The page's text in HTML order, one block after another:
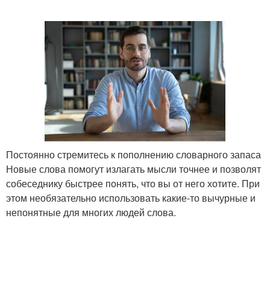
Постоянно стремитесь к пополнению словарного запаса
Новые слова помогут излагать мысли точнее и позволят
собеседнику быстрее понять, что вы от него хотите. При
этом необязательно использовать какие-то вычурные и
непонятные для многих людей слова.